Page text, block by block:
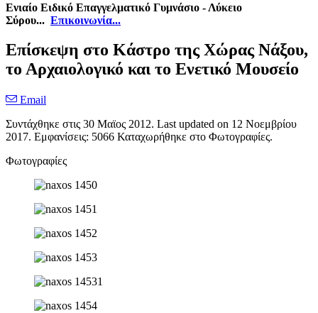
Ενιαίο Ειδικό Επαγγελματικό Γυμνάσιο - Λύκειο
Σύρου... Επικοινωνία...
Επίσκεψη στο Κάστρο της Χώρας Νάξου,
το Αρχαιολογικό και το Ενετικό Μουσείο
Email
Συντάχθηκε στις 30 Μαϊος 2012. Last updated on 12 Νοεμβρίου
2017. Εμφανίσεις: 5066 Καταχωρήθηκε στο Φωτογραφίες.
Φωτογραφίες